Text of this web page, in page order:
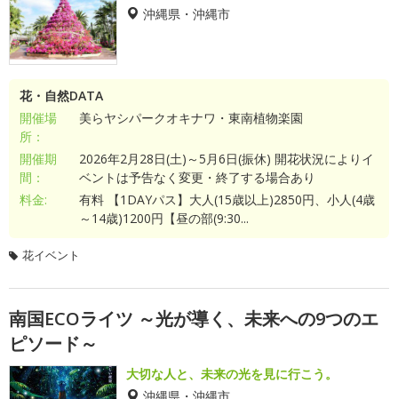
沖縄県・沖縄市
花・自然DATA
開催場
所：
美らヤシパークオキナワ・東南植物楽園
開催期
間：
2026年2月28日(土)～5月6日(振休) 開花状況によりイ
ベントは予告なく変更・終了する場合あり
料金:
有料 【1DAYパス】大人(15歳以上)2850円、小人(4歳
～14歳)1200円【昼の部(9:30...
花イベント
南国ECOライツ ～光が導く、未来への9つのエ
ピソード～
大切な人と、未来の光を見に行こう。
沖縄県・沖縄市